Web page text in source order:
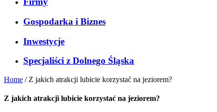
Gospodarka i Biznes
Inwestycje
Specjaliści z Dolnego Śląska
Home / Z jakich atrakcji lubicie korzystać na jeziorem?
Z jakich atrakcji lubicie korzystać na jeziorem?